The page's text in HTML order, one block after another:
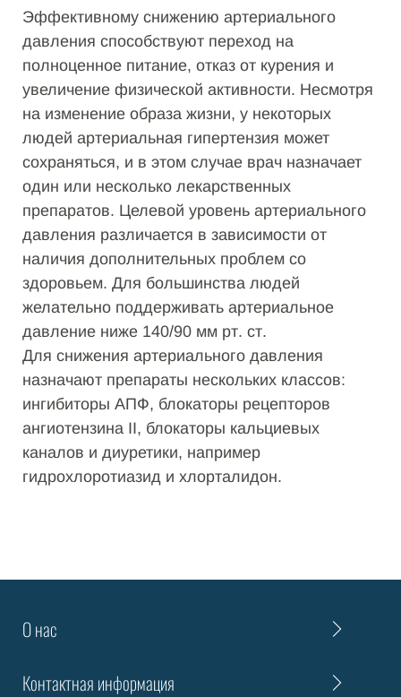
Эффективному снижению артериального
давления способствуют переход на
полноценное питание, отказ от курения и
увеличение физической активности. Несмотря
на изменение образа жизни, у некоторых
людей артериальная гипертензия может
сохраняться, и в этом случае врач назначает
один или несколько лекарственных
препаратов. Целевой уровень артериального
давления различается в зависимости от
наличия дополнительных проблем со
здоровьем. Для большинства людей
желательно поддерживать артериальное
давление ниже 140/90 мм рт. ст.
Для снижения артериального давления
назначают препараты нескольких классов:
ингибиторы АПФ, блокаторы рецепторов
ангиотензина II, блокаторы кальциевых
каналов и диуретики, например
гидрохлоротиазид и хлорталидон.
О нас
Контактная информация